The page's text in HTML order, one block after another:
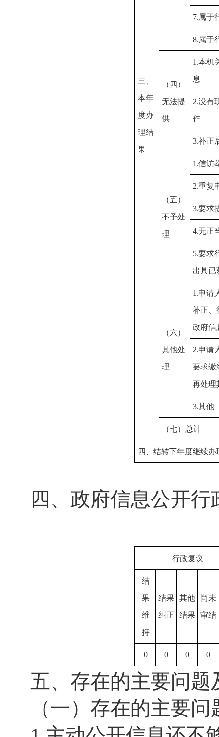
三、
本年
度办
理结
果
7.属于
8.属于
（四）
无法提
供
1.本机
息
2.没有
作
3.补正
（五）
不予处
理
1.信访
2.重复
3.要求
4.无正
5.要求
出具已
（六）
其他处
理
1.申请
补正、
政府信
2.申请
要求缴
再处理
3.其他
（七）总计
四、结转下年度继续办
四、政府信息公开
行政复议
结
果
维
持
结果
纠正
其他
结果
尚未
审结
0 0 0 0
五、存在的主要问题
（一）存在的主要问